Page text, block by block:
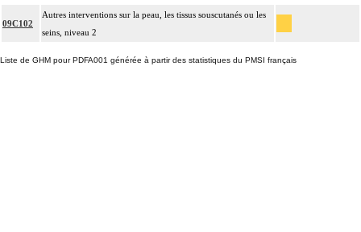
09C102
Autres interventions sur la peau, les tissus souscutanés ou les
seins, niveau 2
Liste de GHM pour PDFA001 générée à partir des statistiques du PMSI français